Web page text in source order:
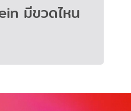
มีขวดไหน